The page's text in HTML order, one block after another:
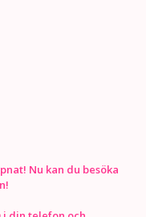
Nu kan du besöka